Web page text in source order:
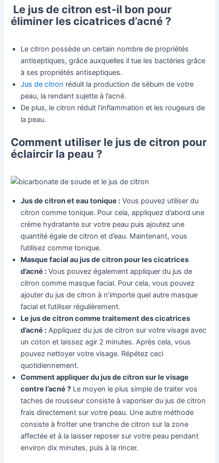
Le jus de citron est-il bon pour
éliminer les cicatrices d’acné ?
Le citron possède un certain nombre de propriétés
antiseptiques, grâce auxquelles il tue les bactéries grâce
à ses propriétés antiseptiques.
Jus de citron réduit la production de sébum de votre
peau, la rendant sujette à l’acné.
De plus, le citron réduit l’inflammation et les rougeurs de
la peau.
Comment utiliser le jus de citron pour
éclaircir la peau ?
Jus de citron et eau tonique : Vous pouvez utiliser du
citron comme tonique. Pour cela, appliquez d’abord une
crème hydratante sur votre peau puis ajoutez une
quantité égale de citron et d’eau. Maintenant, vous
l’utilisez comme tonique.
Masque facial au jus de citron pour les cicatrices
d’acné : Vous pouvez également appliquer du jus de
citron comme masque facial. Pour cela, vous pouvez
ajouter du jus de citron à n’importe quel autre masque
facial et l’utiliser régulièrement.
Le jus de citron comme traitement des cicatrices
d’acné : Appliquez du jus de citron sur votre visage avec
un coton et laissez agir 2 minutes. Après cela, vous
pouvez nettoyer votre visage. Répétez ceci
quotidiennement.
Comment appliquer du jus de citron sur le visage
contre l’acné ? Le moyen le plus simple de traiter vos
taches de rousseur consiste à vaporiser du jus de citron
frais directement sur votre peau. Une autre méthode
consiste à frotter une tranche de citron sur la zone
affectée et à la laisser reposer sur votre peau pendant
environ dix minutes, puis à la rincer.